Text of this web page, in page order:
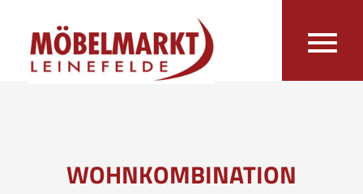
WOHNKOMBINATION